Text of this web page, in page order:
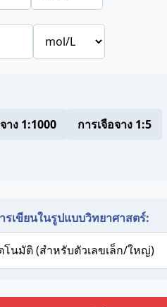
าง 1:1000
การเจือจาง 1:5
รเขียนในรูปแบบวิทยาศาสตร์: